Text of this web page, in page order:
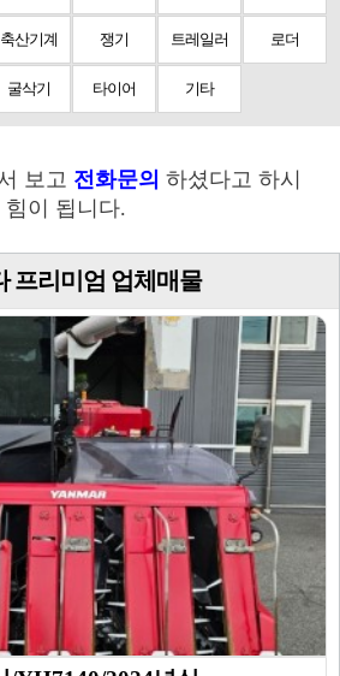
축산기계 쟁기 트레일러 로더
굴삭기 타이어 기타
보고 전화문의 하셨다고 하시
힘이 됩니다.
프리미엄 업체매물